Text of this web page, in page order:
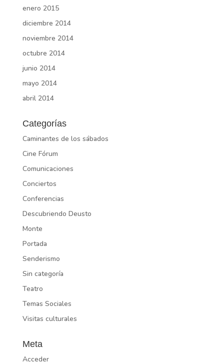
enero 2015
diciembre 2014
noviembre 2014
octubre 2014
junio 2014
mayo 2014
abril 2014
Categorías
Caminantes de los sábados
Cine Fórum
Comunicaciones
Conciertos
Conferencias
Descubriendo Deusto
Monte
Portada
Senderismo
Sin categoría
Teatro
Temas Sociales
Visitas culturales
Meta
Acceder